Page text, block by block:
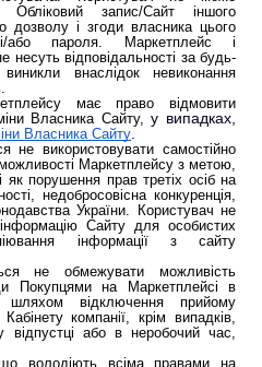
Обліковий запис/Сайт іншого
дозволу і згоди власника цього
і/або пароля. Маркетплейс і
несуть відповідальності за будь-
внаслідок невиконання
має право відмовити
Власника Сайту,у випадках,
Власника Сайту
не використовувати самостійно
можливості Маркетплейсу з метою,
як порушення прав третіх осіб на
недобросовісна конкуренція,
України. Користувач не
Сайту для особистих
інформації з сайту
не обмежувати можливість
Покупцями на Маркетплейсі в
шляхом відключення прийому
компанії, крім випадків,
або в неробочий час,
володіють всіма правами на